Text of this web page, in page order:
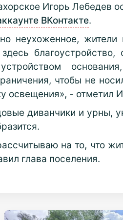
Игорь Лебедев
ВКонтакте.
неухоженное,
здесь
чтобы не
освещения», - отметил
диванчики и урны,
на то, что
глава поселения.